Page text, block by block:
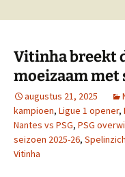
Vitinha breekt
moeizaam
augustus 21, 2025
kampioen, Ligue 1 opener,
Nantes vs PSG, PSG
seizoen 2025-26,
Vitinha